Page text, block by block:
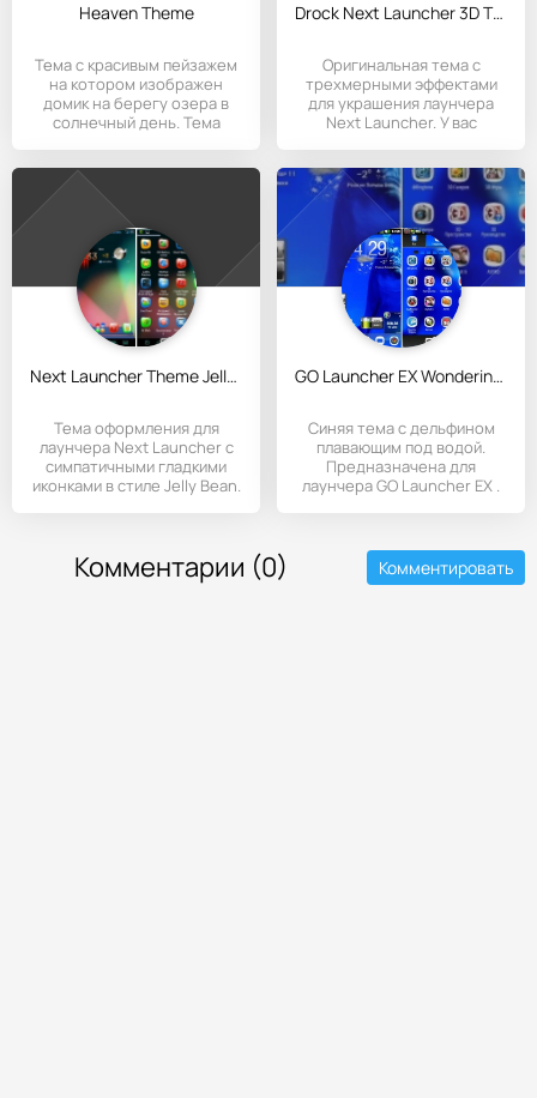
Heaven Theme
Тема с красивым пейзажем
на котором изображен
домик на берегу озера в
солнечный день. Тема
Drock Next Launcher 3D Theme
Оригинальная тема с
трехмерными эффектами
для украшения лаунчера
Next Launcher. У вас
Next Launcher Theme Jelly Bean
Тема оформления для
лаунчера Next Launcher с
симпатичными гладкими
иконками в стиле Jelly Bean.
GO Launcher EX Wondering Theme
Синяя тема с дельфином
плавающим под водой.
Предназначена для
лаунчера GO Launcher EX .
Комментарии (0) Комментировать